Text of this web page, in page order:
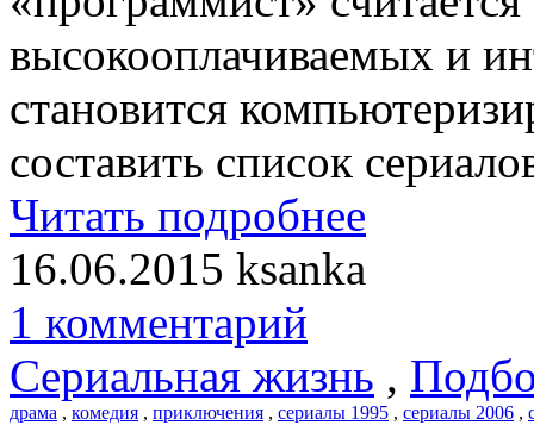
высокооплачиваемых и
становится
составить список
Читать подробнее
16.06.2015 ksanka
1 комментарий
Сериальная жизнь ,
драма , комедия , приключения , сериалы 1995 , сериалы 2006 ,